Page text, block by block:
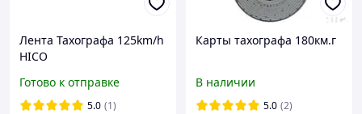
Лента Тахографа 125km/h
HICO
Готово к отправке
5.0 (1)
Карты тахографа 180км.г
В наличии
5.0 (2)